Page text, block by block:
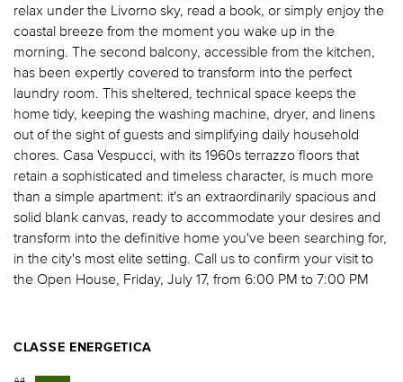
relax under the Livorno sky, read a book, or simply enjoy the
coastal breeze from the moment you wake up in the
morning. The second balcony, accessible from the kitchen,
has been expertly covered to transform into the perfect
laundry room. This sheltered, technical space keeps the
home tidy, keeping the washing machine, dryer, and linens
out of the sight of guests and simplifying daily household
chores. Casa Vespucci, with its 1960s terrazzo floors that
retain a sophisticated and timeless character, is much more
than a simple apartment: it's an extraordinarily spacious and
solid blank canvas, ready to accommodate your desires and
transform into the definitive home you've been searching for,
in the city's most elite setting. Call us to confirm your visit to
the Open House, Friday, July 17, from 6:00 PM to 7:00 PM
CLASSE ENERGETICA